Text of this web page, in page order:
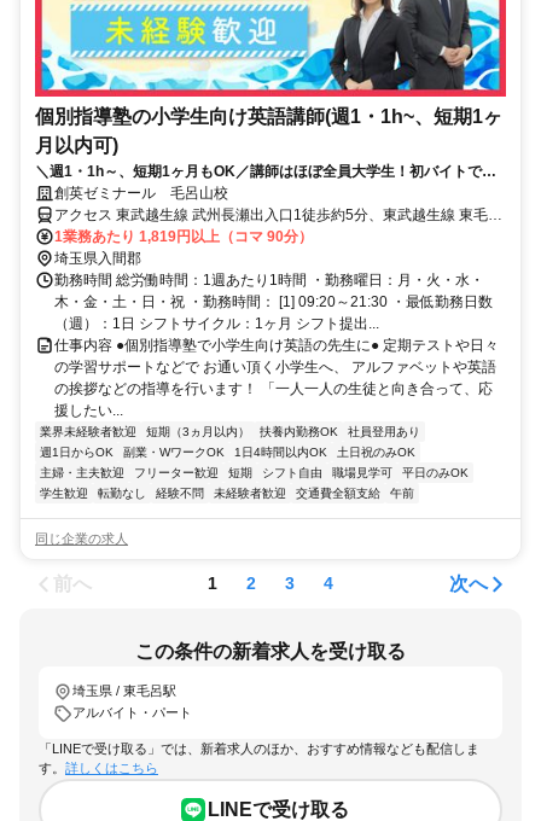
個別指導塾の小学生向け英語講師(週1・1h~、短期1ヶ
月以内可)
＼週1・1h～、短期1ヶ月もOK／講師はほぼ全員大学生！初バイトでも
安心！※Native level Japanese required
創英ゼミナール 毛呂山校
アクセス 東武越生線 武州長瀬出入口1徒歩約5分、東武越生線 東毛呂
徒歩約17分、ＪＲ八高線 毛呂徒歩約18分 東毛呂駅より自転車で7分,
毛呂駅より自転車で8分
1業務あたり 1,819円以上（コマ 90分）
埼玉県入間郡
勤務時間 総労働時間：1週あたり1時間 ・勤務曜日：月・火・水・
木・金・土・日・祝 ・勤務時間： [1] 09:20～21:30 ・最低勤務日数
（週）：1日 シフトサイクル：1ヶ月 シフト提出...
仕事内容 ●個別指導塾で小学生向け英語の先生に● 定期テストや日々
の学習サポートなどで お通い頂く小学生へ、 アルファベットや英語
の挨拶などの指導を行います！ 「一人一人の生徒と向き合って、応
援したい...
業界未経験者歓迎 短期（3ヵ月以内） 扶養内勤務OK
社員登用あり
週1日からOK
副業・WワークOK 1日4時間以内OK
土日祝のみOK
主婦・主夫歓迎
フリーター歓迎 短期 シフト自由 職場見学可
平日のみOK
学生歓迎
転勤なし 経験不問 未経験者歓迎 交通費全額支給 午前
同じ企業の求人
前へ 1 2 3 4 次へ
この条件の新着求人を受け取る
埼玉県 / 東毛呂駅
アルバイト・パート
「LINEで受け取る」では、新着求人のほか、おすすめ情報なども配信しま
す。 詳しくはこちら
LINEで受け取る